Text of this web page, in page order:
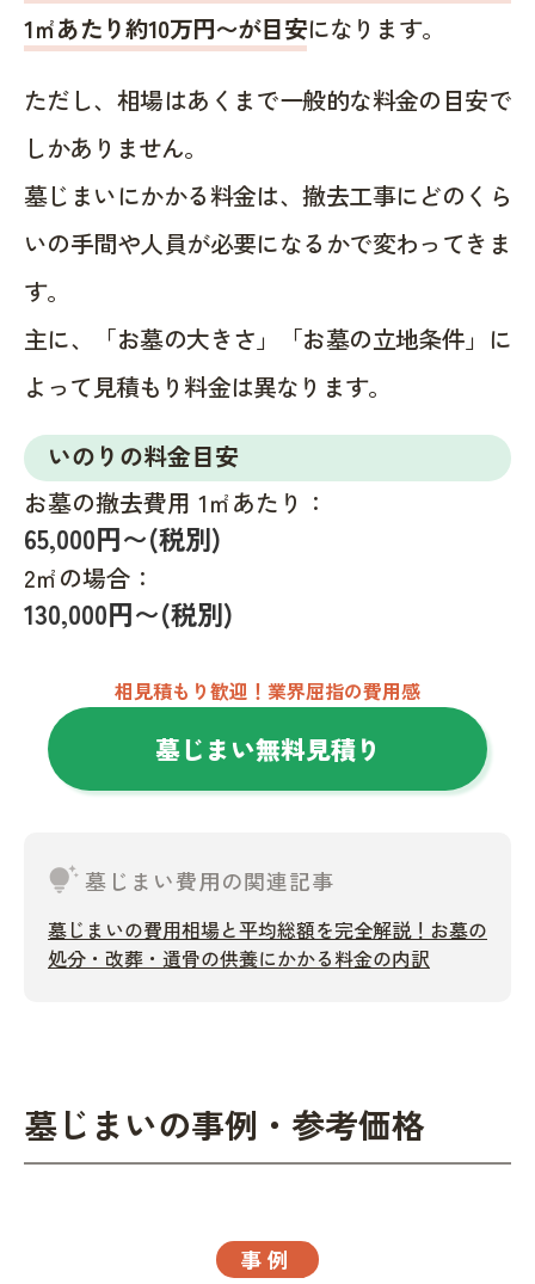
1㎡あたり約10万円〜が目安になります。
ただし、相場はあくまで一般的な料金の目安で
しかありません。
墓じまいにかかる料金は、撤去工事にどのくら
いの手間や人員が必要になるかで変わってきま
す。
主に、「お墓の大きさ」「お墓の立地条件」に
よって見積もり料金は異なります。
いのりの料金目安
お墓の撤去費用 1㎡あたり：
65,000円〜(税別)
2㎡の場合：
130,000円〜(税別)
相見積もり歓迎！業界屈指の費用感
墓じまい無料見積り
tips_and_updates墓じまい費用の関連記事
墓じまいの費用相場と平均総額を完全解説！お墓の
処分・改葬・遺骨の供養にかかる料金の内訳
墓じまいの事例・参考価格
事例